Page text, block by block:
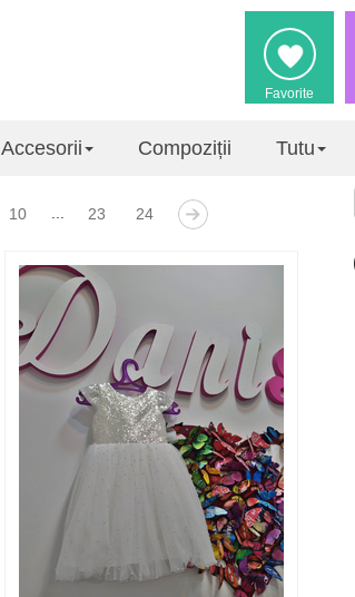
Favorite
Accesorii Compoziții Tutu
10 ... 23 24